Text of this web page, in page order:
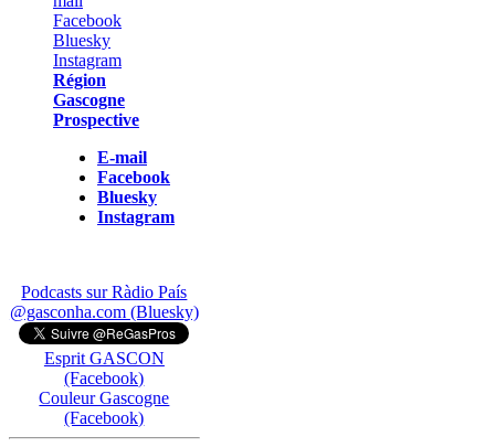
Région
Gascogne
Prospective
E-mail
Facebook
Bluesky
Instagram
Podcasts sur Ràdio País
@gasconha.com (Bluesky)
Esprit GASCON
(Facebook)
Couleur Gascogne
(Facebook)